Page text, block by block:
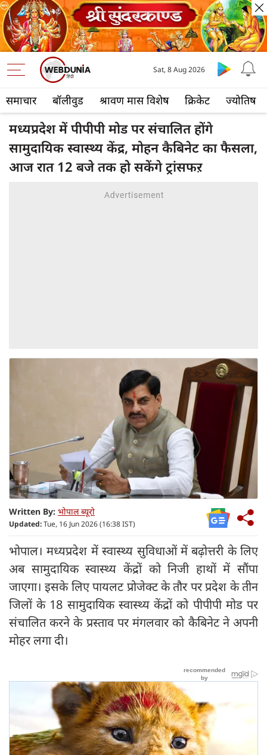
समाचार बॉलीवुड श्रावण मास विशेष क्रिकेट ज्योतिष
Sat, 8 Aug 2026
मध्यप्रदेश में पीपीपी मोड पर संचालित होंगे
सामुदायिक स्वास्थ्य केंद्र, मोहन कैबिनेट का फैसला,
आज रात 12 बजे तक हो सकेंगे ट्रांसफऱ
Written By: भोपाल ब्यूरो
Updated:Tue, 16 Jun 2026 (16:38 IST)
भोपाल। मध्यप्रदेश में स्वास्थ्य सुविधाओं में बढ़ोत्तरी के लिए
अब सामुदायिक स्वास्थ्य केंद्रों को निजी हाथों में सौंपा
जाएगा। इसके लिए पायलट प्रोजेक्ट के तौर पर प्रदेश के तीन
जिलों के 18 सामुदायिक स्वास्थ्य केंद्रों को पीपीपी मोड पर
संचालित करने के प्रस्ताव पर मंगलवार को कैबिनेट ने अपनी
मोहर लगा दी।